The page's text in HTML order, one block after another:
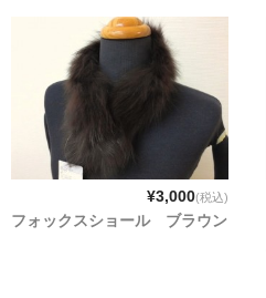
¥3,000(税込)
フォックスショール ブラウン